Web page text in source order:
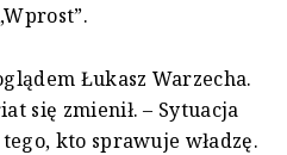
Łukasz Warzecha.
się zmienił. – Sytuacja
kto sprawuje władzę.